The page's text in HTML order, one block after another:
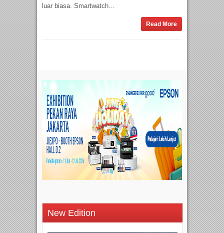
luar biasa. Smartwatch...
Read More
New Edition